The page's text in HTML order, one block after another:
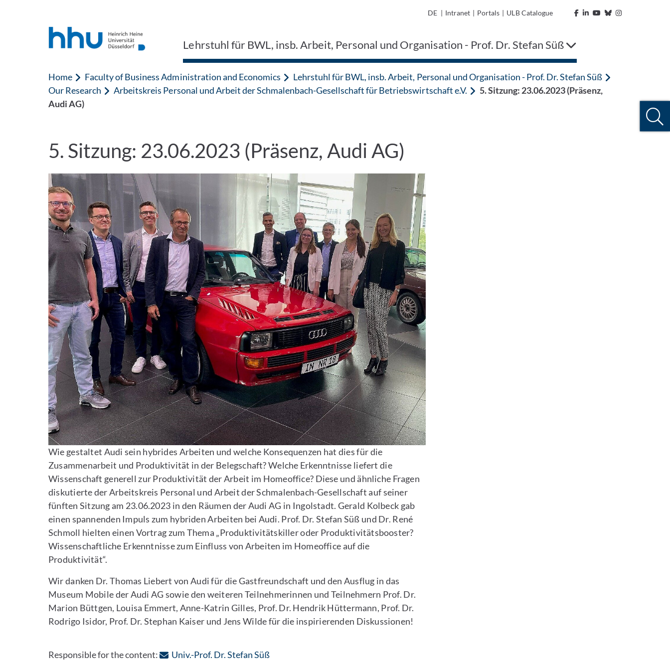
DE | Intranet | Portals | ULB Catalogue
Lehrstuhl für BWL, insb. Arbeit, Personal und Organisation - Prof. Dr. Stefan Süß
Home Faculty of Business Administration and Economics
Lehrstuhl für BWL, insb. Arbeit, Personal und Organisation - Prof. Dr. Stefan Süß
Our Research
Arbeitskreis Personal und Arbeit der Schmalenbach-Gesellschaft für Betriebswirtschaft e.V.
5. Sitzung: 23.06.2023 (Präsenz,
Audi AG)
5. Sitzung: 23.06.2023 (Präsenz, Audi AG)
Wie gestaltet Audi sein hybrides Arbeiten und welche Konsequenzen hat dies für die
Zusammenarbeit und Produktivität in der Belegschaft? Welche Erkenntnisse liefert die
Wissenschaft generell zur Produktivität der Arbeit im Homeoffice? Diese und ähnliche Fragen
diskutierte der Arbeitskreis Personal und Arbeit der Schmalenbach-Gesellschaft auf seiner
fünften Sitzung am 23.06.2023 in den Räumen der Audi AG in Ingolstadt. Gerald Kolbeck gab
einen spannenden Impuls zum hybriden Arbeiten bei Audi. Prof. Dr. Stefan Süß und Dr. René
Schmoll hielten einen Vortrag zum Thema „Produktivitätskiller oder Produktivitätsbooster?
Wissenschaftliche Erkenntnisse zum Einfluss von Arbeiten im Homeoffice auf die
Produktivität“.
Wir danken Dr. Thomas Liebert von Audi für die Gastfreundschaft und den Ausflug in das
Museum Mobile der Audi AG sowie den weiteren Teilnehmerinnen und Teilnehmern Prof. Dr.
Marion Büttgen, Louisa Emmert, Anne-Katrin Gilles, Prof. Dr. Hendrik Hüttermann, Prof. Dr.
Rodrigo Isidor, Prof. Dr. Stephan Kaiser und Jens Wilde für die inspirierenden Diskussionen!
Responsible for the content: Univ.-Prof. Dr. Stefan Süß: Contact by e-mail